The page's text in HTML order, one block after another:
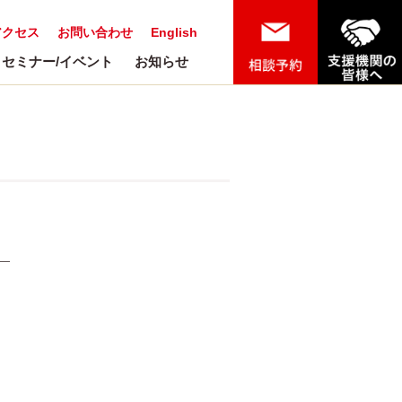
English
お問い合わせ
セス
セミナー/イベント お知らせ